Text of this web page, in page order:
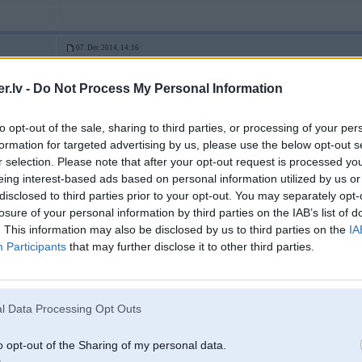
- Do Not Process My Personal Information
opt-out of the sale, sharing to third parties, or processing of your
for targeted advertising by us, please use the below opt-out
selection. Please note that after your opt-out request is processed
interest-based ads based on personal information utilized by us
to third parties prior to your opt-out. You may separately
of your personal information by third parties on the IAB’s list of
This information may also be disclosed by us to third parties on the
Participants that may further disclose it to other third parties.
Data Processing Opt Outs
opt-out of the Sharing of my personal data.
07. Dec 2014, 14:16
07 Dec 2014, 14:09:46 Kasics rakstīja:
Vienā gadījumā "māte daba" pēc 100 gadiem pasaka šitas strādās vai
Paņem jebkuru kultūraugu, iestādi brīvā dabā un paskaties cik ilgi viņš
nesagādās nekādas problēmas.
Un izrietot no tā sanāk, ka māte daba jau sen pateikusi savu atbildi par
tur jau tā lieta ka dumjie cilvēki domā - ja reiz šis augs ir izaudzis dabīgās
tā galvenā kļūda visā šajā absurdās loģikas ķēdītē
un kāds tam ir sakars ar tēmu? tiešām ir jāskaidro kā tiks ietekmētas
personīgi no tā kaut ko iegūsi un tas lēmums būs pieņemts dēļ rūpēm par